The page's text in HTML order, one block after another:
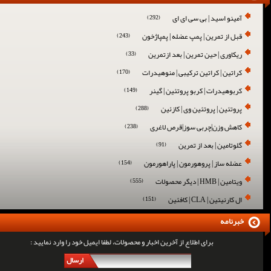
آمینو اسید | بی سی ای ای (292)
قبل از تمرین | پمپ عضله | پمپاژخون (243)
ریکاوری | حین تمرین | بعد ازتمرین (33)
کراتین | کراتین ترکیبی | منوهیدرات (170)
کربوهیدرات | کربو پروتئین | گینر (149)
پروتئین | پروتئین وی | کازئین (288)
کاهش وزن|چربی سوز|قرص لاغری (238)
گلوتامین | بعد از تمرین (91)
عضله ساز | پروهورمون | پاراهورمون (154)
ویتامین | HMB | دیگر محصولات (555)
ال کارنیتین | CLA | کافئین (151)
برای اطلاع از آخرین اخبار و محصولات، لطفا ایمیل خود را وارد نمایید :
ارسال
خبرنامه